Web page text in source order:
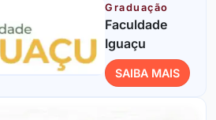
Graduação
Faculdade
Iguaçu
SAIBA MAIS